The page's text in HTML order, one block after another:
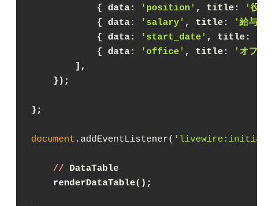
            { data:
'position' , title:
'役
            { data:
'salary' , title: '給与'
            { data:
'start_date' , title:
            { data:
'office' , title:
'オフィ
        ],
    });
};
document .addEventListener(
// DataTable
    renderDataTable();